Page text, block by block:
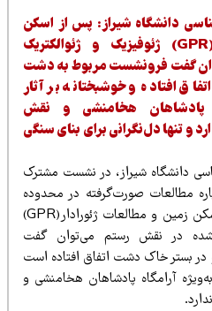
شیراز: پس از اسکن
زمین و مطالعات ژئورادار(GPR) ژئوفیزیک و ژئوالکتریک
فرونشست مربوط به دشت
و خوشبختانه بر آثار
هخامنشی و نقش
دل‌نگرانی برای بنای سنگی
شیراز، در نشست مشترک
صورت‌گرفته در محدوده
نقش‌رستم اعلام کرد: «پس از اسکن زمین و مطالعات ژئورادار(GPR)
در نقش رستم می‌توان گفت
خاک دشت اتفاق افتاده است
آرامگاه پادشاهان هخامنشی و